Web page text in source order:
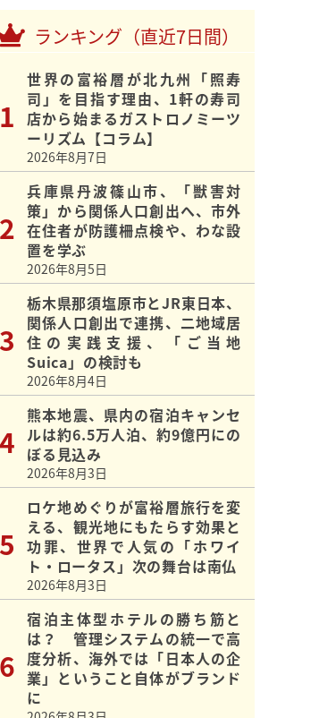
ランキング（直近7日間）
世界の富裕層が北九州「照寿
司」を目指す理由、1軒の寿司
店から始まるガストロノミーツ
ーリズム【コラム】
2026年8月7日
兵庫県丹波篠山市、「獣害対
策」から関係人口創出へ、市外
在住者が防護柵点検や、わな設
置を学ぶ
2026年8月5日
栃木県那須塩原市とJR東日本、
関係人口創出で連携、二地域居
住の実践支援、「ご当地
Suica」の検討も
2026年8月4日
熊本地震、県内の宿泊キャンセ
ルは約6.5万人泊、約9億円にの
ぼる見込み
2026年8月3日
ロケ地めぐりが富裕層旅行を変
える、観光地にもたらす効果と
功罪、世界で人気の「ホワイ
ト・ロータス」次の舞台は南仏
2026年8月3日
宿泊主体型ホテルの勝ち筋と
は？ 管理システムの統一で高
度分析、海外では「日本人の企
業」ということ自体がブランド
に